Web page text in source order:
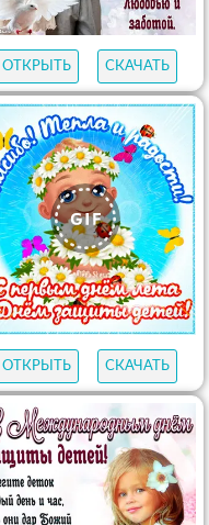
ОТКРЫТЬ СКАЧАТЬ
ОТКРЫТЬ СКАЧАТЬ